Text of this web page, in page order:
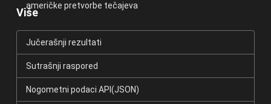
američke pretvorbe tečajeva
Više
Jučerašnji rezultati
Sutrašnji raspored
Nogometni podaci API(JSON)